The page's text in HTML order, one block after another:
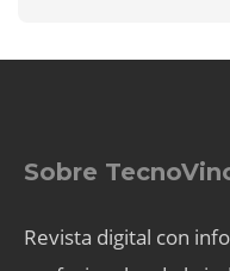
Sobre
Revista digital con